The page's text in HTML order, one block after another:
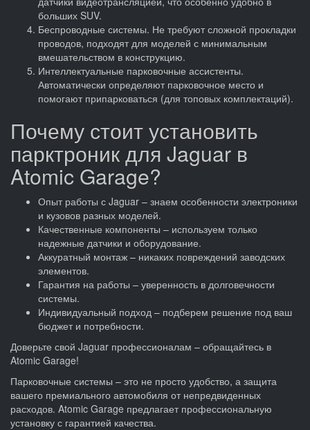
больших SUV.
Беспроводные системы. Не требуют сложной прокладки
проводов, подходят для моделей с минимальным
вмешательством в конструкцию.
Интеллектуальные парковочные ассистенты.
Автоматически определяют парковочное место и
помогают припарковаться (для топовых комплектаций).
Почему стоит установить
парктроник для Jaguar в
Atomic Garage?
Опыт работы с Jaguar – знаем особенности электроники
и кузовов разных моделей.
Качественные компоненты – используем только
надежные датчики и оборудование.
Аккуратный монтаж – никаких повреждений заводских
элементов.
Гарантия на работы – уверенность в долговечности
системы.
Индивидуальный подход – подберем решение под ваш
бюджет и потребности.
Доверьте свой Jaguar профессионалам – обращайтесь в
Atomic Garage!
Парковочные системы – это не просто удобство, а защита
вашего премиального автомобиля от непредвиденных
расходов. Atomic Garage предлагает профессиональную
установку с гарантией качества.